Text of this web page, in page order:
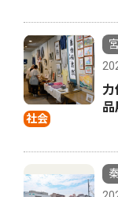
社会
品